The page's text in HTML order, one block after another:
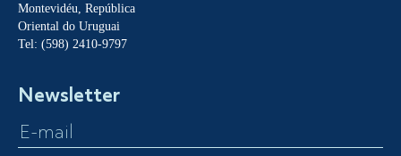
Montevidéu, República
Oriental do Uruguai
Tel: (598) 2410-9797
Newsletter